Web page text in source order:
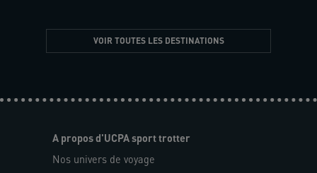
VOIR TOUTES LES DESTINATIONS
A propos d'UCPA sport trotter
Nos univers de voyage